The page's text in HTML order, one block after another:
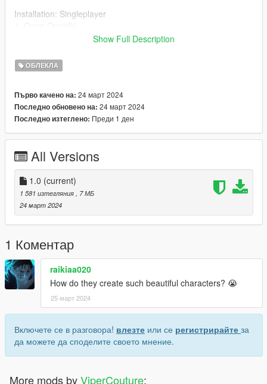
Installation: Singleplayer
2. Enable "Edit mode"
update\x64\dlcpacks\mpgunrunning\dlc.rpf\x64\models\cdimag
es\mpgunrunning_female.rpf\mp_f_freemode_01_mp_f_gunru
Installation: FiveM
1. Drag & Drop files to your "stream" folder
Show Full Description
ОБЛЕКЛА
Първо качено на: 24 март 2024
Последно обновено на: 24 март 2024
Последно изтеглено: Преди 1 ден
All Versions
1.0 (current)
1 581 изтегляния
, 7 МБ
24 март 2024
1 Коментар
raikiaa020
How do they create such beautiful characters? 😭
25 март 2024
Включете се в разговора! влезте или се регистрирайте за
да можете да споделите своето мнение.
More mods byViperCouture: